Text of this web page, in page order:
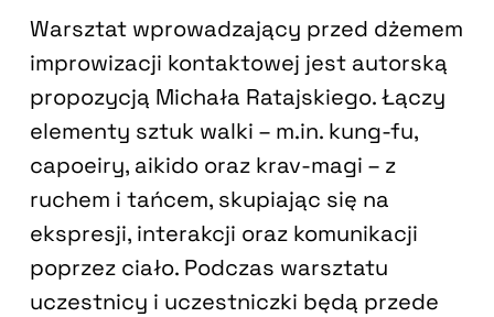
Warsztat wprowadzający przed dżemem
improwizacji kontaktowej jest autorską
propozycją Michała Ratajskiego. Łączy
elementy sztuk walki – m.in. kung-fu,
capoeiry, aikido oraz krav-magi – z
ruchem i tańcem, skupiając się na
ekspresji, interakcji oraz komunikacji
poprzez ciało. Podczas warsztatu
uczestnicy i uczestniczki będą przede